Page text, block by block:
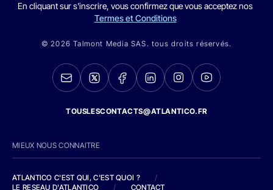
En cliquant sur s'inscrire, vous confirmez que vous acceptez nos
Termes et Conditions
© 2026 Talmont Media SAS. tous droits réservés.
TOUSLESCONTACTS@ATLANTICO.FR
MIEUX NOUS CONNAITRE
ATLANTICO C'EST QUI, C'EST QUOI ?
/
LE RESEAU D'ATLANTICO
/ CONTACT